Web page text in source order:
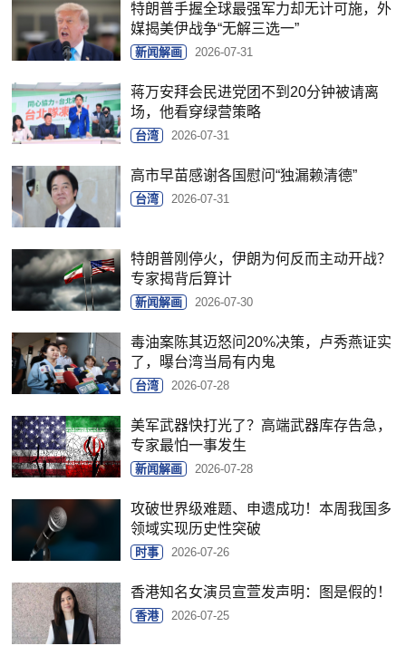
特朗普手握全球最强军力却无计可施，外
媒揭美伊战争“无解三选一”
新闻解画 2026-07-31
蒋万安拜会民进党团不到20分钟被请离
场，他看穿绿营策略
台湾 2026-07-31
高市早苗感谢各国慰问“独漏赖清德”
台湾 2026-07-31
特朗普刚停火，伊朗为何反而主动开战？
专家揭背后算计
新闻解画 2026-07-30
毒油案陈其迈怒问20%决策，卢秀燕证实
了，曝台湾当局有内鬼
台湾 2026-07-28
美军武器快打光了？高端武器库存告急，
专家最怕一事发生
新闻解画 2026-07-28
攻破世界级难题、申遗成功！本周我国多
领域实现历史性突破
时事 2026-07-26
香港知名女演员宣萱发声明：图是假的！
香港 2026-07-25